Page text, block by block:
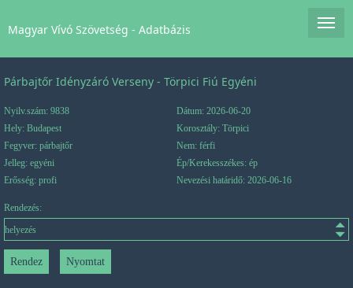
Magyar Vívó Szövetség - Adatbázis
Párbajtőr Idényzáró Verseny - Törpici Fiú Egyéni
Nyilv.szám: 9838
Dátum: 2026-06-20
Hely: Budapest
Korosztály: Törpici
Fegyver: párbajtőr
Nem: férfi
Jelleg: egyéni
Ép/Kerekesszékes: ép
Erősség: profi
Nevezési határidő: 2026-06-16
Rendezés: